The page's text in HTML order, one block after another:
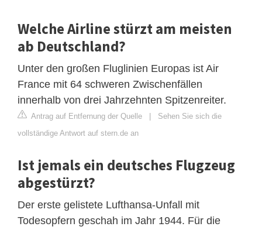
Welche Airline stürzt am meisten
ab Deutschland?
Unter den großen Fluglinien Europas ist Air
France mit 64 schweren Zwischenfällen
innerhalb von drei Jahrzehnten Spitzenreiter.
Antrag auf Entfernung der Quelle | Sehen Sie sich die
vollständige Antwort auf stern.de an
Ist jemals ein deutsches Flugzeug
abgestürzt?
Der erste gelistete Lufthansa-Unfall mit
Todesopfern geschah im Jahr 1944. Für die